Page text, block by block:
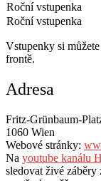
Roční vstupenka
Roční vstupenka
Vstupenky si
frontě.
Adresa
Fritz-Grünbaum-
1060 Wien
Webové stránky:
Na youtube kanálu
sledovat živé